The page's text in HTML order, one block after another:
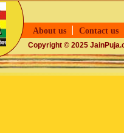
About us Contact us
Copyright © 2025